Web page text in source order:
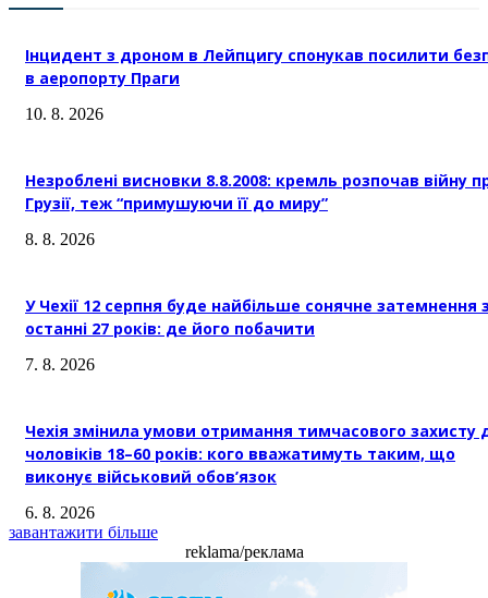
Інцидент з дроном в Лейпцигу спонукав посилити
в аеропорту Праги
10. 8. 2026
Незроблені висновки 8.8.2008: кремль розпочав війну
Грузії, теж “примушуючи її до миру”
8. 8. 2026
У Чехії 12 серпня буде найбільше сонячне затемнення
останні 27 років: де його побачити
7. 8. 2026
Чехія змінила умови отримання тимчасового захисту
чоловіків 18–60 років: кого вважатимуть таким, що
виконує військовий обов’язок
6. 8. 2026
завантажити більше
reklama/реклама